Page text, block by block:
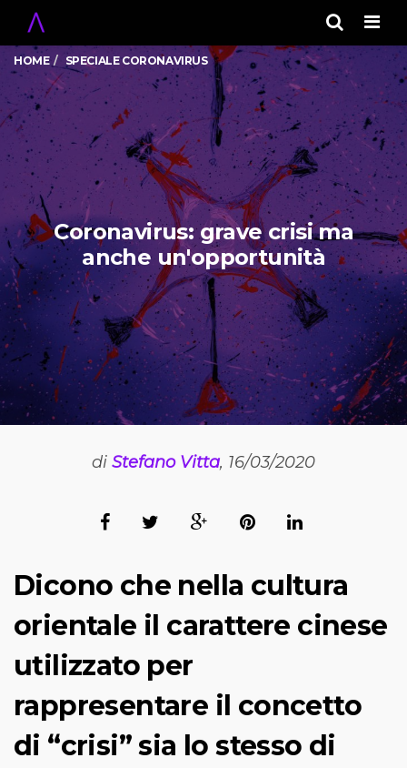
HOME SPECIALE CORONAVIRUS
Coronavirus: grave crisi ma
anche un'opportunità
di Stefano Vitta, 16/03/2020
Dicono che nella cultura
orientale il carattere cinese
utilizzato per
rappresentare il concetto
di “crisi” sia lo stesso di